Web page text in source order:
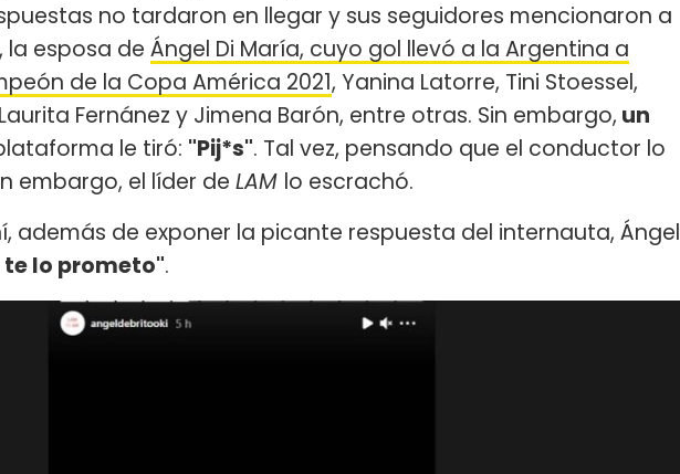
no tardaron en llegar y sus seguidores mencionaron a
la esposa de Ángel Di María, cuyo gol llevó a la Argentina a
de la Copa América 2021, Yanina Latorre, Tini Stoessel,
Fernánez y Jimena Barón, entre otras. Sin embargo, un
le tiró: "Pij*s". Tal vez, pensando que el conductor lo
embargo, el líder de LAM lo escrachó.
además de exponer la picante respuesta del internauta, Ángel
te lo prometo".